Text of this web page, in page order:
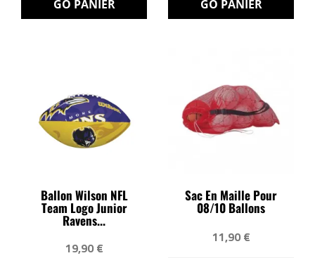
GO PANIER GO PANIER
Ballon Wilson NFL
Team Logo Junior
Ravens...
19,90 €
Sac En Maille Pour
08/10 Ballons
11,90 €